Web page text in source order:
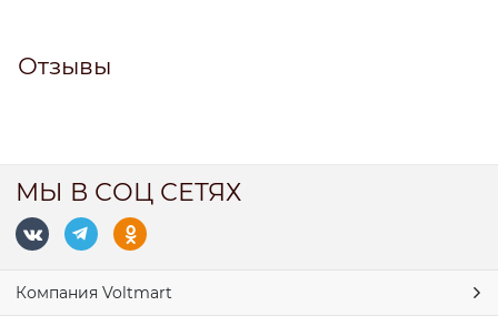
Отзывы
МЫ В СОЦ СЕТЯХ
Компания Voltmart